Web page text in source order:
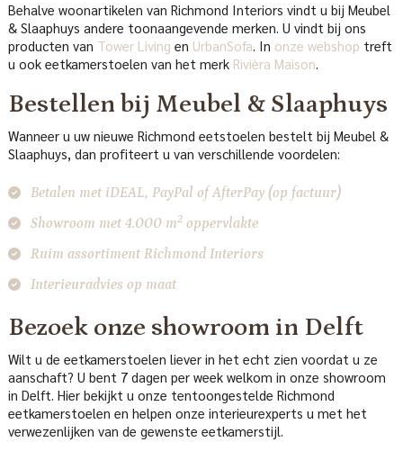
Behalve woonartikelen van Richmond Interiors vindt u bij Meubel
& Slaaphuys andere toonaangevende merken. U vindt bij ons
producten van Tower Living en UrbanSofa. In onze webshop treft
u ook eetkamerstoelen van het merk Rivièra Maison.
Bestellen bij Meubel & Slaaphuys
Wanneer u uw nieuwe Richmond eetstoelen bestelt bij Meubel &
Slaaphuys, dan profiteert u van verschillende voordelen:
Betalen met iDEAL, PayPal of AfterPay (op factuur)
Showroom met 4.000 m2oppervlakte
Ruim assortiment Richmond Interiors
Interieuradvies op maat
Bezoek onze showroom in Delft
Wilt u de eetkamerstoelen liever in het echt zien voordat u ze
aanschaft? U bent 7 dagen per week welkom in onze showroom
in Delft. Hier bekijkt u onze tentoongestelde Richmond
eetkamerstoelen en helpen onze interieurexperts u met het
verwezenlijken van de gewenste eetkamerstijl.